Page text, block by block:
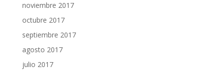
noviembre 2017
octubre 2017
septiembre 2017
agosto 2017
julio 2017